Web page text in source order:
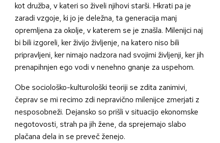
kot družba, v kateri so živeli njihovi starši. Hkrati pa je
zaradi vzgoje, ki jo je deležna, ta generacija manj
opremljena za okolje, v katerem se je znašla. Milenijci naj
bi bili izgoreli, ker živijo življenje, na katero niso bili
pripravljeni, ker nimajo nadzora nad svojimi življenji, ker jih
prenapihnjen ego vodi v nenehno gnanje za uspehom.
Obe sociološko-kulturološki teoriji se zdita zanimivi,
čeprav se mi recimo zdi nepravično milenijce zmerjati z
nesposobneži. Dejansko so prišli v situacijo ekonomske
negotovosti, strah pa jih žene, da sprejemajo slabo
plačana dela in se preveč ženejo.